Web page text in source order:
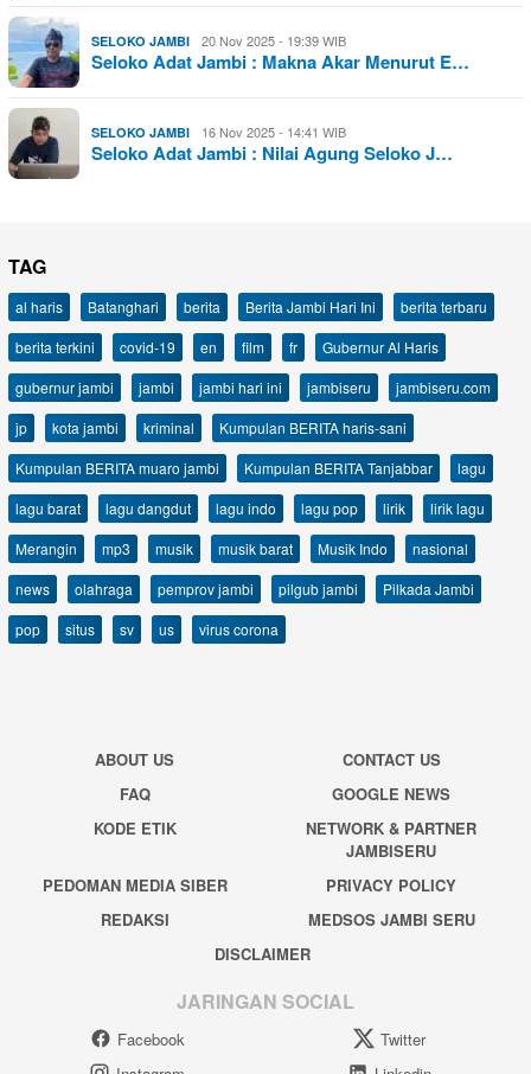
SELOKO JAMBI 20 Nov 2025 - 19:39 WIB
Seloko Adat Jambi : Makna Akar Menurut E…
SELOKO JAMBI 16 Nov 2025 - 14:41 WIB
Seloko Adat Jambi : Nilai Agung Seloko J…
TAG
al haris Batanghari berita Berita Jambi Hari Ini
berita terbaru
berita terkini
covid-19 en film fr
Gubernur Al Haris
gubernur jambi
jambi jambi hari ini jambiseru
jambiseru.com
jp
kota jambi kriminal
Kumpulan BERITA haris-sani
Kumpulan BERITA muaro jambi
Kumpulan BERITA Tanjabbar
lagu
lagu barat
lagu dangdut lagu indo lagu pop lirik
lirik lagu
Merangin
mp3 musik musik barat Musik Indo
nasional
news
olahraga pemprov jambi pilgub jambi
Pilkada Jambi
pop
situs sv us virus corona
ABOUT US
CONTACT US
FAQ
GOOGLE NEWS
KODE ETIK
NETWORK & PARTNER
JAMBISERU
PEDOMAN MEDIA SIBER
PRIVACY POLICY
REDAKSI
MEDSOS JAMBI SERU
DISCLAIMER
JARINGAN SOCIAL
Facebook
Twitter